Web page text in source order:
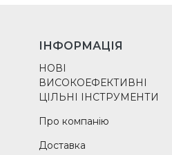
ІНФОРМАЦІЯ
НОВІ
ВИСОКОЕФЕКТИВНІ
ЦІЛЬНІ ІНСТРУМЕНТИ
Про компанію
Доставка